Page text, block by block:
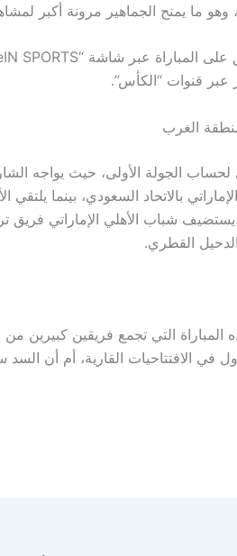
ما يمنح الجماهير مرونة أكبر
عبر قنوات “الكأس”.
الغرب
الجولة الأولى، حيث يواجه
بالاتحاد السعودي، بينما يلتقي
شباب الأهلي الإماراتي فريق
القطري.
المباراة التي تجمع فريقين كبيرين
الافتتاحيات القارية، أم أن السد